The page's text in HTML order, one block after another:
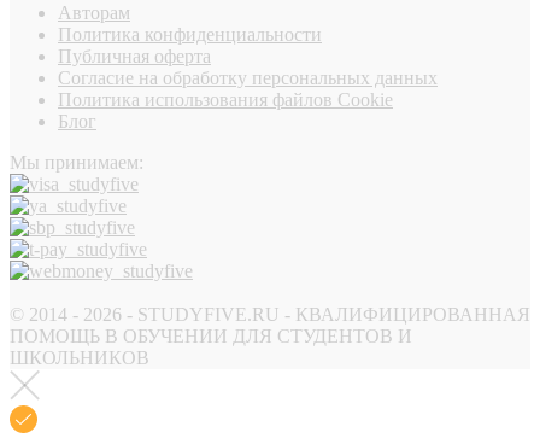
Авторам
Политика конфиденциальности
Публичная оферта
Согласие на обработку персональных данных
Политика использования файлов Cookie
Блог
Мы принимаем:
© 2014 - 2026 - STUDYFIVE.RU - КВАЛИФИЦИРОВАННАЯ
ПОМОЩЬ В ОБУЧЕНИИ ДЛЯ СТУДЕНТОВ И
ШКОЛЬНИКОВ